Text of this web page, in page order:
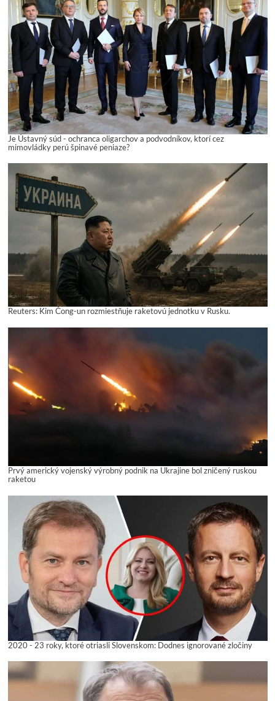
Je Ústavný súd - ochranca oligarchov a podvodníkov, ktorí cez
mimovládky perú špinavé peniaze?
Reuters: Kim Čong-un rozmiestňuje raketovú jednotku v Rusku.
Prvý americký vojenský výrobný podnik na Ukrajine bol zničený ruskou
raketou
2020 - 23 roky, ktoré otriasli Slovenskom: Dodnes ignorované zločiny